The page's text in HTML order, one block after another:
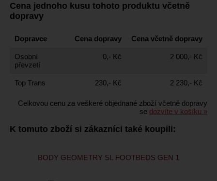
Cena jednoho kusu tohoto produktu včetně
dopravy
Dopravce Cena dopravy Cena včetně dopravy
Osobní
převzetí
0,- Kč 2 000,- Kč
Top Trans 230,- Kč 2 230,- Kč
Celkovou cenu za veškeré objednané zboží včetně dopravy
se dozvíte v košíku »
K tomuto zboží si zákazníci také koupili:
BODY GEOMETRY SL FOOTBEDS GEN 1